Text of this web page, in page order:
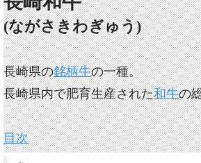
(ながさきわぎゅう)
長崎県の銘柄牛の一種。
長崎県内で肥育生産された和牛の
目次